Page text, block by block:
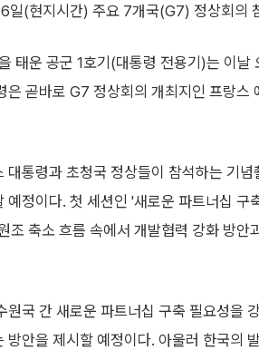
일(현지시간) 주요 7개국(G7) 정상회의
태운 공군 1호기(대통령 전용기)는 이날
은 곧바로 G7 정상회의 개최지인 프랑스
대통령과 초청국 정상들이 참석하는 기념
예정이다. 첫 세션인 '새로운 파트너십 구
조 축소 흐름 속에서 개발협력 강화 방안
원국 간 새로운 파트너십 구축 필요성을
안을 제시할 예정이다. 아울러 한국의